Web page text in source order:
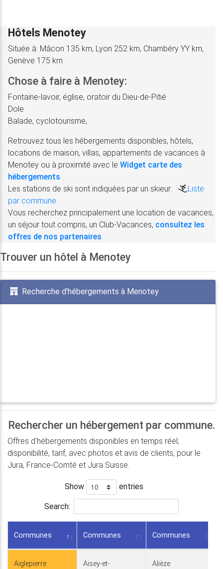
Hôtels Menotey
Située à: Mâcon 135 km, Lyon 252 km, Chambéry YY km,
Genève 175 km
Chose à faire à Menotey:
Fontaine-lavoir, église, oratoir du Dieu-de-Pitié
Dole
Balade, cyclotourisme,
Retrouvez tous les hébergements disponibles, hôtels,
locations de maison, villas, appartements de vacances à
Menotey ou à proximité avec le Widget carte des
hébergements
Les stations de ski sont indiquées par un skieur:
,Liste
par commune.
Vous recherchez principalement une location de vacances,
un séjour tout compris, un Club-Vacances, consultez les
offres de nos partenaires
Trouver un hôtel à Menotey
Recherche d'hébergements à Menotey
Rechercher un hébergement par commune.
Offres d'hébergements disponibles en temps réel;
disponibilité, tarif, avec photos et avis de clients, pour le
Jura, France-Comté et Jura Suisse.
Show entries
Search:
Communes Communes Communes
Aiglepierre
Aisey-et-
Alièze